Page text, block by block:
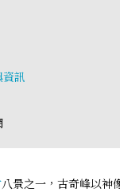
訊
八景之一，古奇峰以神